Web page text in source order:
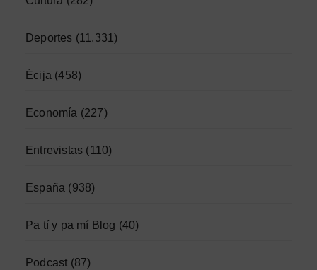
Deportes (11.331)
Écija (458)
Economía (227)
Entrevistas (110)
España (938)
Pa tí y pa mí Blog (40)
Podcast (87)